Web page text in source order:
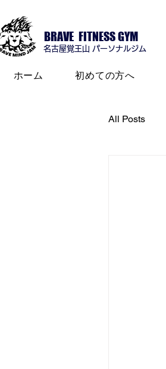
BRAVE FITNESS GYM
名古屋​覚王山 パーソナルジム
ホーム 初めての方へ
All Posts